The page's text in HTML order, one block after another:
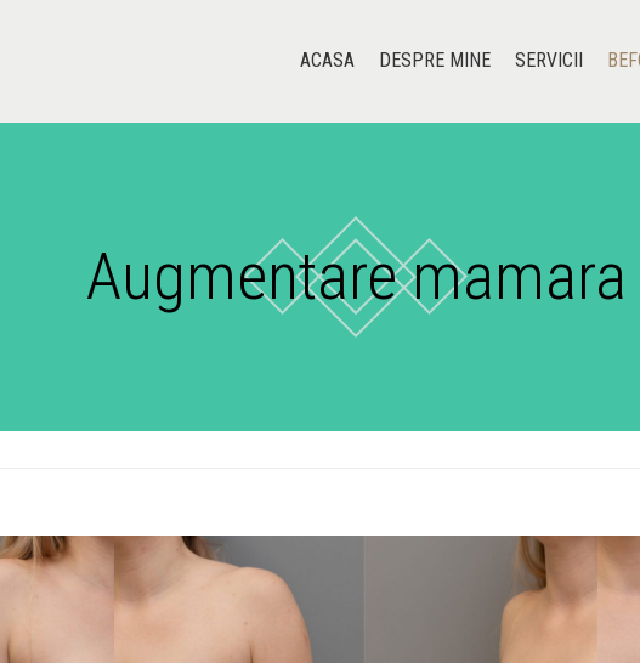
ACASA DESPRE MINE SERVICII
Augmentare mamara